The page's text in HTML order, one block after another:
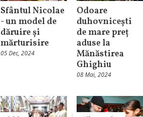
Sfântul Nicolae
- un model de
dăruire și
mărturisire
05 Dec, 2024
Odoare
duhovnicești
de mare preț
aduse la
Mănăstirea
Ghighiu
08 Mai, 2024